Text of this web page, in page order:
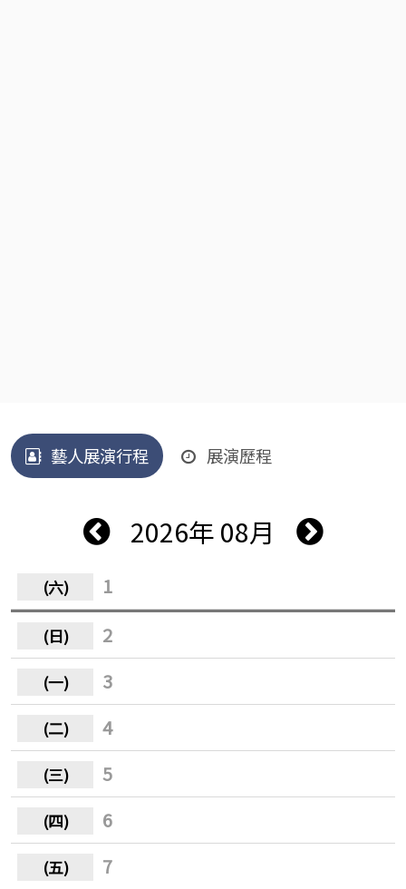
藝人展演行程 展演歷程
2026年 08月
1
2
3
4
5
6
7